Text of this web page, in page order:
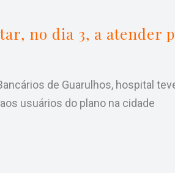
no dia 3, a atender
de Guarulhos, hospital
usuários do plano na cidade